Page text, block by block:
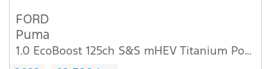
FORD
Puma
1.0 EcoBoost 125ch S&S mHEV Titanium Powershift